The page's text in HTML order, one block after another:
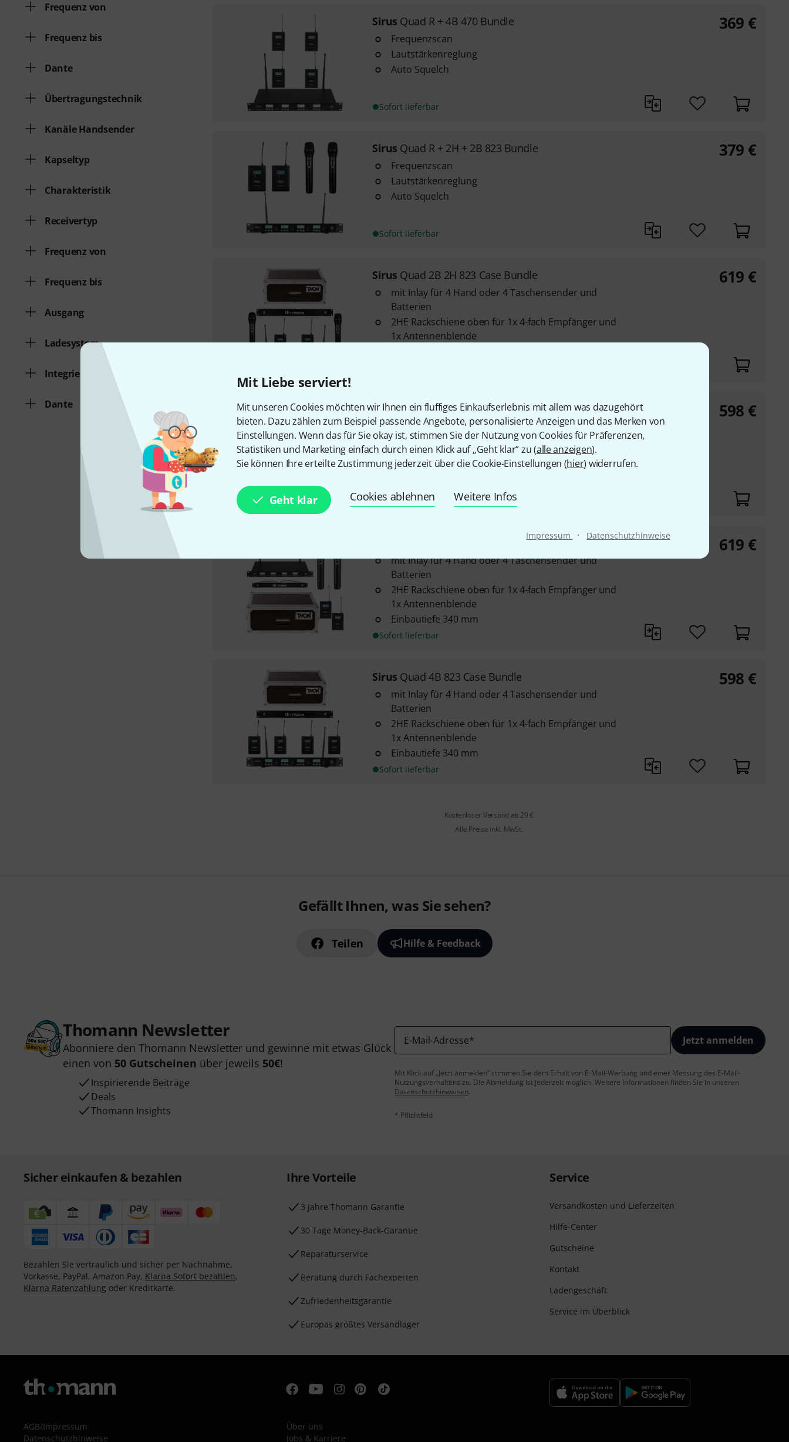
Mit Liebe serviert!
Mit unseren Cookies möchten wir Ihnen ein fluffiges Einkaufserlebnis mit allem was dazugehört
bieten. Dazu zählen zum Beispiel passende Angebote, personalisierte Anzeigen und das Merken von
Einstellungen. Wenn das für Sie okay ist, stimmen Sie der Nutzung von Cookies für Präferenzen,
Statistiken und Marketing einfach durch einen Klick auf „Geht klar“ zu (alle anzeigen).
Sie können Ihre erteilte Zustimmung jederzeit über die Cookie-Einstellungen (hier) widerrufen.
Geht klar Cookies ablehnen Weitere Infos
Impressum · Datenschutzhinweise
Frequenz von
Frequenz bis
Dante
Übertragungstechnik
Kanäle Handsender
Kapseltyp
Charakteristik
Receivertyp
Frequenz von
Frequenz bis
Ausgang
Ladesystem
Integrierter Akku
Dante
Sirus Quad R + 4B 470 Bundle
Frequenzscan
Lautstärkenreglung
Auto Squelch
Sofort lieferbar
369 €
Sirus Quad R + 2H + 2B 823 Bundle
Frequenzscan
Lautstärkenreglung
Auto Squelch
Sofort lieferbar
379 €
Sirus Quad 2B 2H 823 Case Bundle
mit Inlay für 4 Hand oder 4 Taschensender und
Batterien
2HE Rackschiene oben für 1x 4-fach Empfänger und
1x Antennenblende
619 €
SirusQuad 4B 470 Cases Bundle
mit Inlay für 4 Hand oder 4 Taschensender und
Batterien
2HE Rackschiene oben für 1x 4-fach Empfänger und
1x Antennenblende
Sofort lieferbar
598 €
Quad 2B 2H 470 Case Bundle
mit Inlay für 4 Hand oder 4 Taschensender und
Batterien
2HE Rackschiene oben für 1x 4-fach Empfänger und
1x Antennenblende
Einbautiefe 340 mm
Sofort lieferbar
619 €
Sirus Quad 4B 823 Case Bundle
mit Inlay für 4 Hand oder 4 Taschensender und
Batterien
2HE Rackschiene oben für 1x 4-fach Empfänger und
1x Antennenblende
Einbautiefe 340 mm
Sofort lieferbar
598 €
Kostenloser Versand ab 29 €
Alle Preise inkl. MwSt.
Gefällt Ihnen, was Sie sehen?
Teilen Hilfe & Feedback
Thomann Newsletter
Abonniere den Thomann Newsletter und gewinne mit etwas Glück
einen von 50 Gutscheinen über jeweils 50€!
Inspirierende Beiträge
Deals
Thomann Insights
E-Mail-Adresse* Jetzt anmelden
Mit Klick auf „Jetzt anmelden“ stimmen Sie dem Erhalt von E-Mail-Werbung und einer Messung des E-Mail-
Nutzungsverhaltens zu. Die Abmeldung ist jederzeit möglich. Weitere Informationen finden Sie in unseren
Datenschutzhinweisen.
* Pflichtfeld
Sicher einkaufen & bezahlen
Bezahlen Sie vertraulich und sicher per Nachnahme,
Vorkasse, PayPal, Amazon Pay, Klarna Sofort bezahlen,
Klarna Ratenzahlung oder Kreditkarte.
Ihre Vorteile
3 Jahre Thomann Garantie
30 Tage Money-Back-Garantie
Reparaturservice
Beratung durch Fachexperten
Zufriedenheitsgarantie
Europas größtes Versandlager
Service
Versandkosten und Lieferzeiten
Hilfe-Center
Gutscheine
Kontakt
Ladengeschäft
Service im Überblick
AGB/Impressum
Datenschutzhinweise
Über uns
Jobs & Karriere